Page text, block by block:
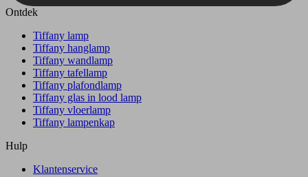
Ontdek
Tiffany lamp
Tiffany hanglamp
Tiffany wandlamp
Tiffany tafellamp
Tiffany plafondlamp
Tiffany glas in lood lamp
Tiffany vloerlamp
Tiffany lampenkap
Hulp
Klantenservice